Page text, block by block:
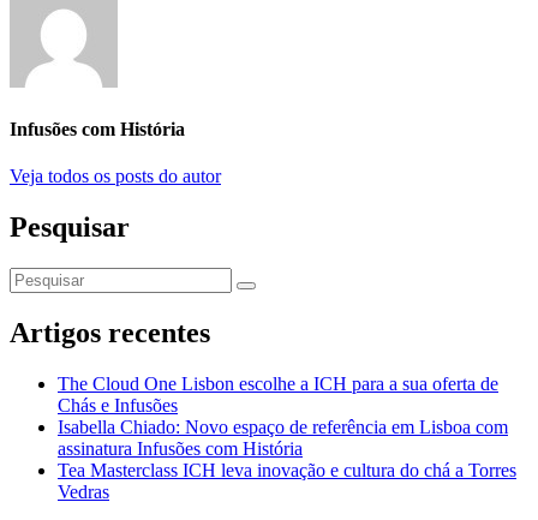
Infusões com História
Veja todos os posts do autor
Pesquisar
Artigos recentes
The Cloud One Lisbon escolhe a ICH para a sua oferta de
Chás e Infusões
Isabella Chiado: Novo espaço de referência em Lisboa com
assinatura Infusões com História
Tea Masterclass ICH leva inovação e cultura do chá a Torres
Vedras